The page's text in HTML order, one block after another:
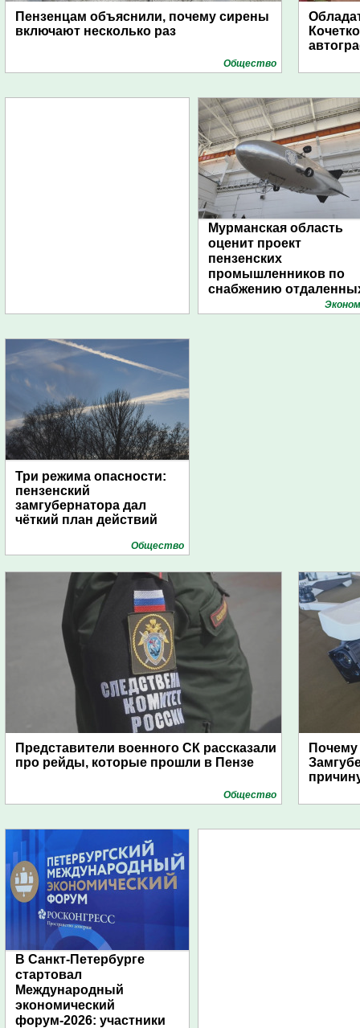
Пензенцам объяснили, почему сирены
включают несколько раз
Общество
Мурманская область
оценит проект
пензенских
промышленников по
снабжению
поселений с помощью
Три режима опасности:
пензенский
замгубернатора дал
чёткий план действий
Общество
Представители военного СК рассказали
про рейды, которые прошли в Пензе
Общество
В Санкт-Петербурге
стартовал
Международный
экономический
форум-2026: участники